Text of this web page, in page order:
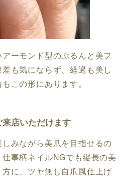
ーモンド型のぷるんと美フ
も気にならず、経過も美し
この形にあります。
店いただけます
みながら美爪を目指せるの
事柄ネイルNGでも縦長の美
に、ツヤ無し自爪風仕上げ